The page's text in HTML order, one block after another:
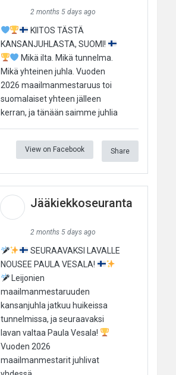
2 months 5 days ago
KIITOS TÄSTÄ
KANSANJUHLASTA, SUOMI!
Mikä ilta. Mikä tunnelma.
Mikä yhteinen juhla. Vuoden
2026 maailmanmestaruus toi
suomalaiset yhteen jälleen
kerran, ja tänään saimme juhlia
View on Facebook Share
Jääkiekkoseuranta
2 months 5 days ago
SEURAAVAKSI LAVALLE
NOUSEE PAULA VESALA!
Leijonien
maailmanmestaruuden
kansanjuhla jatkuu huikeissa
tunnelmissa, ja seuraavaksi
lavan valtaa Paula Vesala!
Vuoden 2026
maailmanmestarit juhlivat